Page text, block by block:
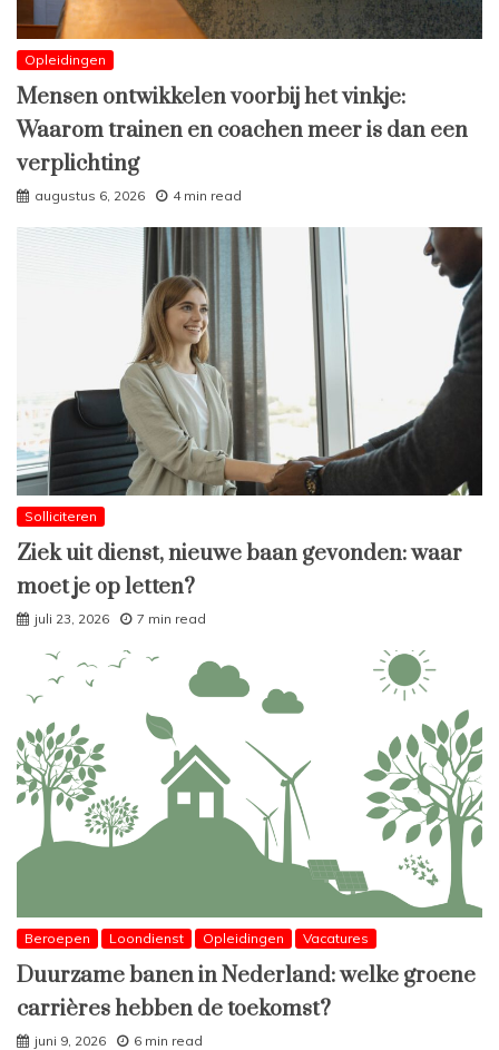
Opleidingen
Mensen ontwikkelen voorbij het vinkje:
Waarom trainen en coachen meer is dan een
verplichting
augustus 6, 2026 4 min read
Solliciteren
Ziek uit dienst, nieuwe baan gevonden: waar
moet je op letten?
juli 23, 2026 7 min read
Beroepen Loondienst Opleidingen Vacatures
Duurzame banen in Nederland: welke groene
carrières hebben de toekomst?
juni 9, 2026 6 min read